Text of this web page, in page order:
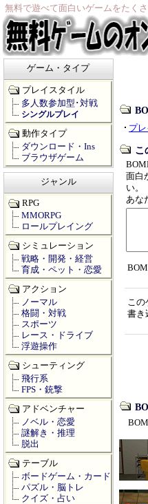
無料で遊べて面白いゲームをたくさ
プ
こ
面白
い。
あな
この
書き
ゲーム・タイプ
プレイスタイル
多人数参加型･対戦
シングルプレイ
動作タイプ
ダウンロード・Ins
ブラウザゲーム
ジャンル
RPG
MMORPG
ロールプレイング
シミュレーション
戦略・開発・経営
育成・ペット・恋愛
アクション
ノーマル
格闘・対戦
スポーツ
レース・ドライブ
浮遊操作
シューティング
飛行系
FPS・銃撃
アドベンチャー
ノベル・恋愛
謎解き・推理
脱出
テーブル
ボードゲーム・カード
パズル・脳トレ
クイズ・占い